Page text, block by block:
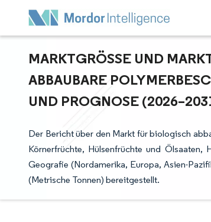
MARKTGRÖSSE UND
BBAUBARE
ND PROGNOSE
Der Bericht über den Markt für biologisch
Körnerfrüchte, Hülsenfrüchte und Ölsaaten,
Geografie (Nordamerika, Europa, Asien-
(Metrische Tonnen) bereitgestellt.